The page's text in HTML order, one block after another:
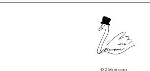
©256nicom